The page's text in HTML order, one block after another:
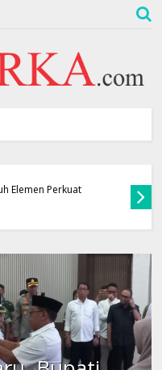
Elemen Perkuat